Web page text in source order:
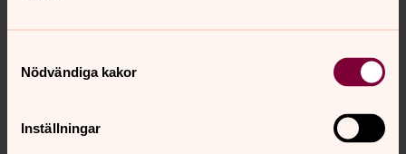
Nödvändiga kakor
Inställningar
Hitta snabbt
Sociala kanaler